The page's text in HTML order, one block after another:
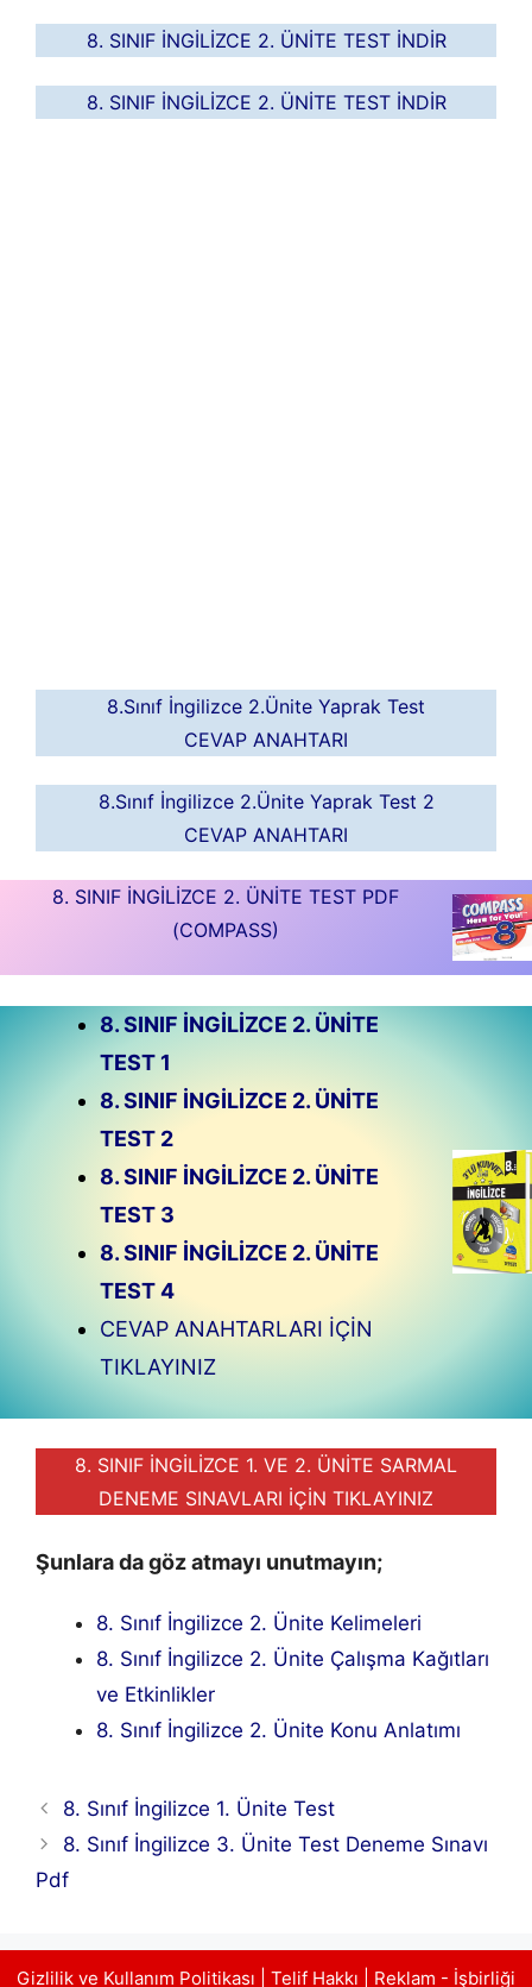
8. SINIF İNGİLİZCE 2. ÜNİTE TEST İNDİR
8. SINIF İNGİLİZCE 2. ÜNİTE TEST İNDİR
8.Sınıf İngilizce 2.Ünite Yaprak Test
CEVAP ANAHTARI
8.Sınıf İngilizce 2.Ünite Yaprak Test 2
CEVAP ANAHTARI
8. SINIF İNGİLİZCE 2. ÜNİTE TEST PDF
(COMPASS)
8. SINIF İNGİLİZCE 2. ÜNİTE
TEST 1
8. SINIF İNGİLİZCE 2. ÜNİTE
TEST 2
8. SINIF İNGİLİZCE 2. ÜNİTE
TEST 3
8. SINIF İNGİLİZCE 2. ÜNİTE
TEST 4
CEVAP ANAHTARLARI İÇİN
TIKLAYINIZ
8. SINIF İNGİLİZCE 1. VE 2. ÜNİTE SARMAL
DENEME SINAVLARI İÇİN TIKLAYINIZ
Şunlara da göz atmayı unutmayın;
8. Sınıf İngilizce 2. Ünite Kelimeleri
8. Sınıf İngilizce 2. Ünite Çalışma Kağıtları
ve Etkinlikler
8. Sınıf İngilizce 2. Ünite Konu Anlatımı
8. Sınıf İngilizce 1. Ünite Test
8. Sınıf İngilizce 3. Ünite Test Deneme Sınavı
Pdf
Gizlilik ve Kullanım Politikası Telif Hakkı Reklam - İşbirliği